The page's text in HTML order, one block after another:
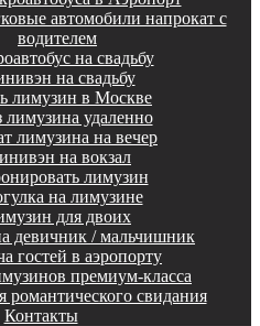
автомобили напрокат с
водителем
на свадьбу
на свадьбу
лимузин в Москве
лимузина удаленно
лимузина на вечер
на вокзал
лимузин
на лимузине
для двоих
девичник / мальчишник
гостей в аэропорту
премиум-класса
романтического свидания
Контакты